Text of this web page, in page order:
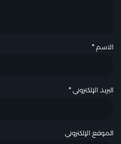
الاسم *
البريد الإلكتروني*
الموقع الإلكتروني